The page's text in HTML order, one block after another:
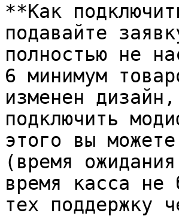
**Как
подавайте
полностью не
6 минимум
изменен
подключить
этого вы
(время
время касса не
тех поддержку